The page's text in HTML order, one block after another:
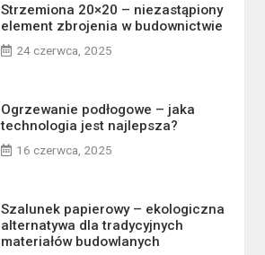
Strzemiona 20×20 – niezastąpiony
element zbrojenia w budownictwie
24 czerwca, 2025
Ogrzewanie podłogowe – jaka
technologia jest najlepsza?
16 czerwca, 2025
Szalunek papierowy – ekologiczna
alternatywa dla tradycyjnych
materiałów budowlanych